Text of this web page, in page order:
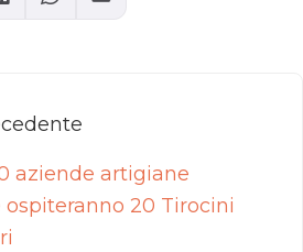
aziende artigiane
20 Tirocini